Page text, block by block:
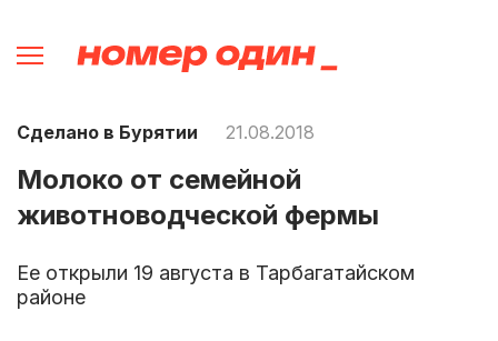
Сделано в Бурятии 21.08.2018
Молоко от семейной
животноводческой фермы
Ее открыли 19 августа в Тарбагатайском
районе